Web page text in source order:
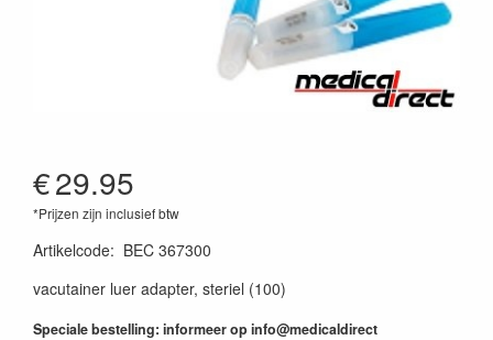
€29.95
*Prijzen zijn inclusief btw
Artikelcode: BEC 367300
vacutainer luer adapter, steriel (100)
Speciale bestelling: informeer op info@medicaldirect